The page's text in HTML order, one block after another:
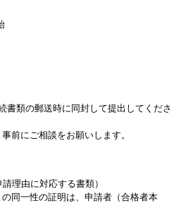
書類の郵送時に同封して提出してくださ
前にご相談をお願いします。
理由に対応する書類）
同一性の証明は、申請者（合格者本